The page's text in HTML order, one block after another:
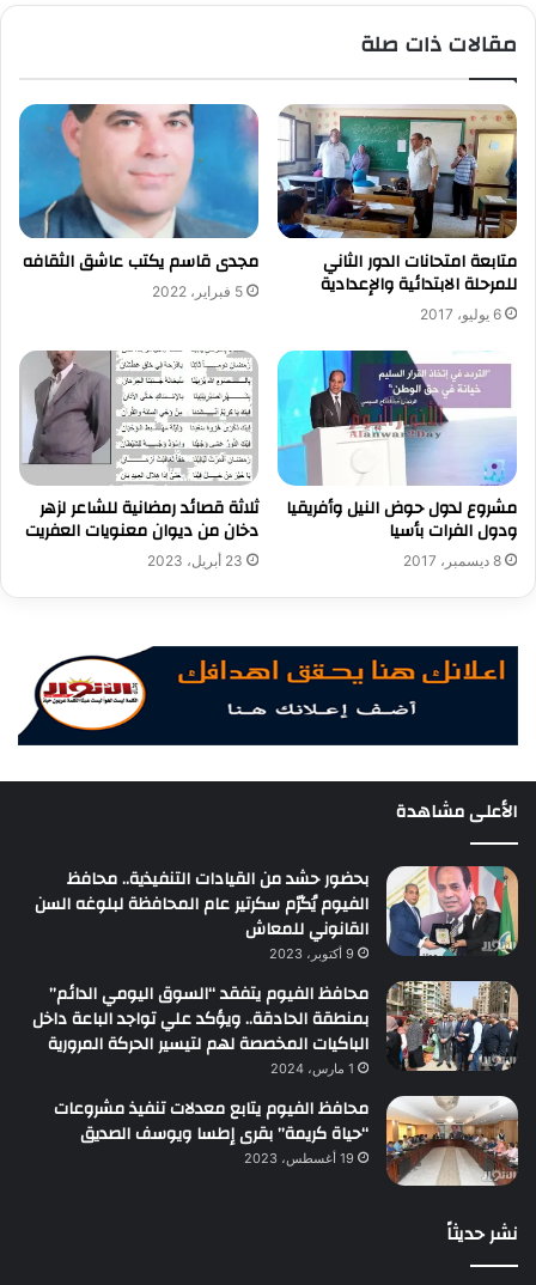
مقالات ذات صلة
متابعة امتحانات الدور الثاني
للمرحلة الابتدائية والإعدادية
6 يوليو، 2017
مجدى قاسم يكتب عاشق الثقافه
5 فبراير، 2022
مشروع لدول حوض النيل وأفريقيا
ودول الفرات بأسيا
8 ديسمبر، 2017
ثلاثة قصائد رمضانية للشاعر لزهر
دخان من ديوان معنويات العفريت
23 أبريل، 2023
الأعلى مشاهدة
بحضور حشد من القيادات التنفيذية.. محافظ
الفيوم يُكرّم سكرتير عام المحافظة لبلوغه السن
القانوني للمعاش
9 أكتوبر، 2023
محافظ الفيوم يتفقد “السوق اليومي الدائم”
بمنطقة الحادقة.. ويؤكد علي تواجد الباعة داخل
الباكيات المخصصة لهم لتيسير الحركة المرورية
1 مارس، 2024
محافظ الفيوم يتابع معدلات تنفيذ مشروعات
“حياة كريمة” بقرى إطسا ويوسف الصديق
19 أغسطس، 2023
نشر حديثاً